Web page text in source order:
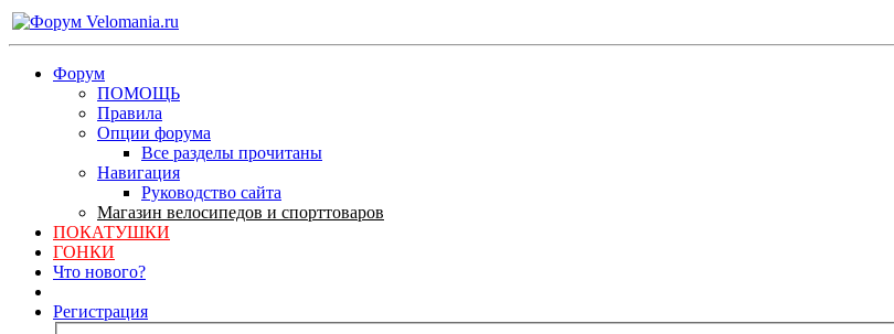
Форум
ПОМОЩЬ
Правила
Опции форума
Все разделы прочитаны
Навигация
Руководство сайта
Магазин велосипедов и спорттоваров
ПОКАТУШКИ
ГОНКИ
Что нового?
Регистрация